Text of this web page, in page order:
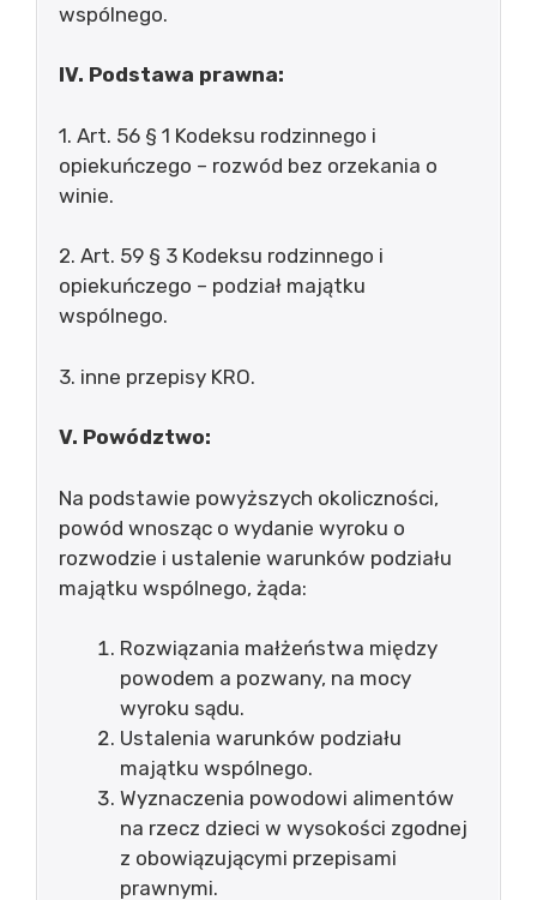
wspólnego.
IV. Podstawa prawna:
1. Art. 56 § 1 Kodeksu rodzinnego i
opiekuńczego – rozwód bez orzekania o
winie.
2. Art. 59 § 3 Kodeksu rodzinnego i
opiekuńczego – podział majątku
wspólnego.
3. inne przepisy KRO.
V. Powództwo:
Na podstawie powyższych okoliczności,
powód wnosząc o wydanie wyroku o
rozwodzie i ustalenie warunków podziału
majątku wspólnego, żąda:
Rozwiązania małżeństwa między
powodem a pozwany, na mocy
wyroku sądu.
Ustalenia warunków podziału
majątku wspólnego.
Wyznaczenia powodowi alimentów
na rzecz dzieci w wysokości zgodnej
z obowiązującymi przepisami
prawnymi.